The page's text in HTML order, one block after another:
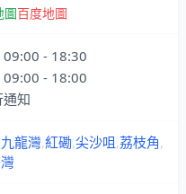
圖百度地圖
09:00 - 18:30
09:00 - 18:00
知
九龍灣,紅磡,尖沙咀,荔枝角,